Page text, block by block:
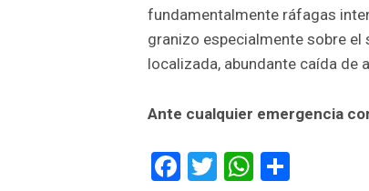
fundamentalmente ráfagas
granizo especialmente sobre el
localizada, abundante caída de
Ante cualquier emergencia
Facebook
TwitterWhatsApp